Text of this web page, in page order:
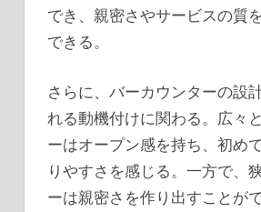
でき、親密さやサービスの質
できる。
さらに、バーカウンターの設
れる動機付けに関わる。広々
ーはオープン感を持ち、初め
りやすさを感じる。一方で、
ーは親密さを作り出すことが